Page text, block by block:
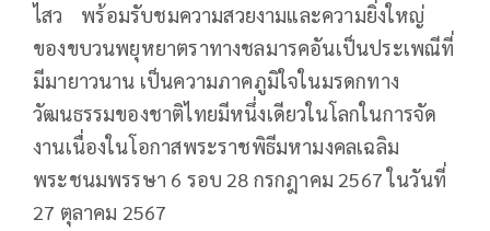
ไสว พร้อมรับชมความสวยงามและความยิ่งใหญ่
ของขบวนพยุหยาตราทางชลมารคอันเป็นประเพณีที่
มีมายาวนาน เป็นความภาคภูมิใจในมรดกทาง
วัฒนธรรมของชาติไทยมีหนึ่งเดียวในโลกในการจัด
งานเนื่องในโอกาสพระราชพิธีมหามงคลเฉลิม
พระชนมพรรษา 6 รอบ 28 กรกฎาคม 2567 ในวันที่
27 ตุลาคม 2567